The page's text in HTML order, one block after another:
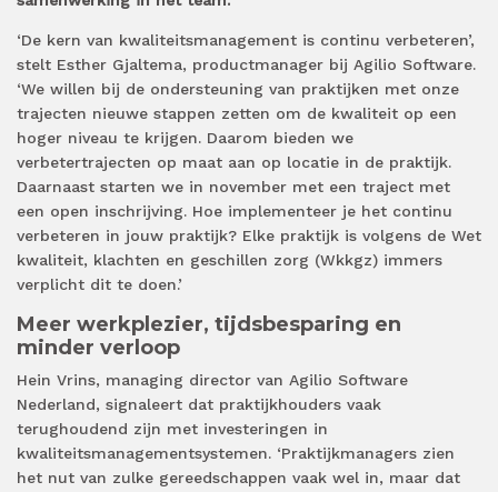
‘De kern van kwaliteitsmanagement is continu verbeteren’,
stelt Esther Gjaltema, productmanager bij Agilio Software.
‘We willen bij de ondersteuning van praktijken met onze
trajecten nieuwe stappen zetten om de kwaliteit op een
hoger niveau te krijgen. Daarom bieden we
verbetertrajecten op maat aan op locatie in de praktijk.
Daarnaast starten we in november met een traject met
een open inschrijving. Hoe implementeer je het continu
verbeteren in jouw praktijk? Elke praktijk is volgens de Wet
kwaliteit, klachten en geschillen zorg (Wkkgz) immers
verplicht dit te doen.’
Meer werkplezier, tijdsbesparing en
minder verloop
Hein Vrins, managing director van Agilio Software
Nederland, signaleert dat praktijkhouders vaak
terughoudend zijn met investeringen in
kwaliteitsmanagementsystemen. ‘Praktijkmanagers zien
het nut van zulke gereedschappen vaak wel in, maar dat